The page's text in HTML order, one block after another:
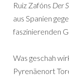
Ruiz Zafóns Der
aus Spanien
faszinierenden
Was geschah
Pyrenäenort